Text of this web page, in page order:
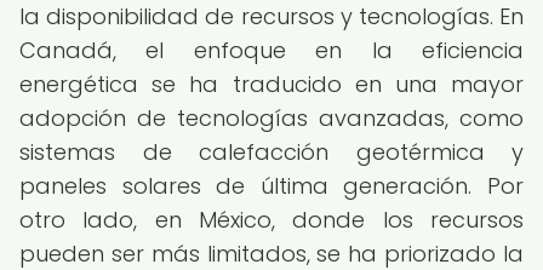
la disponibilidad de recursos y tecnologías. En
Canadá, el enfoque en la eficiencia
energética se ha traducido en una mayor
adopción de tecnologías avanzadas, como
sistemas de calefacción geotérmica y
paneles solares de última generación. Por
otro lado, en México, donde los recursos
pueden ser más limitados, se ha priorizado la